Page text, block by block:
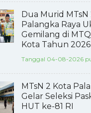
Dua Murid MTsN
Palangka Raya
Gemilang di
Kota Tahun 2026
Tanggal 04-08-2026
MTsN 2 Kota
Gelar Seleksi
HUT ke-81 RI